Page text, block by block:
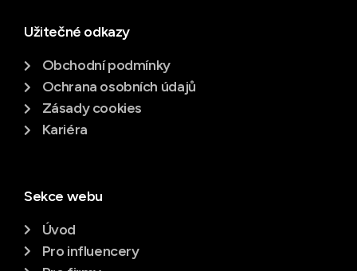
Užitečné odkazy
Obchodní podmínky
Ochrana osobních údajů
Zásady cookies
Kariéra
Sekce webu
Úvod
Pro influencery